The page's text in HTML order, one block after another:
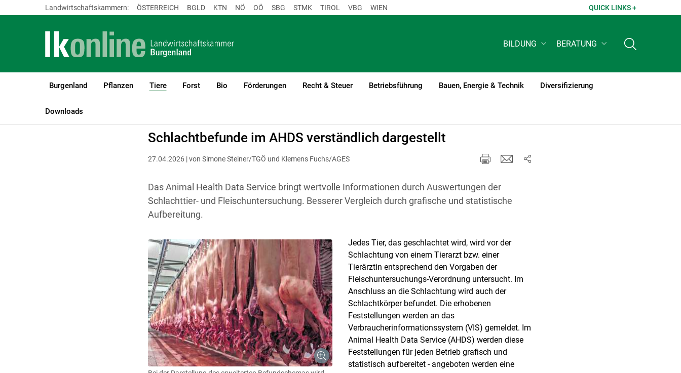
Landwirtschaftskammern: ÖSTERREICH BGLD KTN NÖ OÖ SBG STMK TIROL VBG WIEN QUICK LINKS +
BILDUNG BERATUNG
Burgenland Pflanzen Tiere
(current)1
Forst Bio Förderungen Recht & Steuer Betriebsführung Bauen, Energie & Technik Diversifizierung
Downloads
LK Burgenland
Schlachtbefunde im AHDS verständlich dargestellt
27.04.2026 | von Simone Steiner/TGÖ und Klemens Fuchs/AGES
Das Animal Health Data Service bringt wertvolle Informationen durch Auswertungen der
Schlachttier- und Fleischuntersuchung. Besserer Vergleich durch grafische und statistische
Aufbereitung.
Jedes Tier, das geschlachtet wird, wird vor der
Schlachtung von einem Tierarzt bzw. einer
Tierärztin entsprechend den Vorgaben der
Fleischuntersuchungs-Verordnung untersucht. Im
Anschluss an die Schlachtung wird auch der
Schlachtkörper befundet. Die erhobenen
Feststellungen werden an das
Verbraucherinformationssystem (VIS) gemeldet. Im
Animal Health Data Service (AHDS) werden diese
Feststellungen für jeden Betrieb grafisch und
statistisch aufbereitet - angeboten werden eine